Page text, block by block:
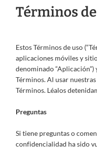
Términos
Estos Términos de uso
aplicaciones móviles y
denominado “Aplicación”)
Términos. Al usar
Términos. Léalos
Preguntas
Si tiene preguntas o
confidencialidad ha sido